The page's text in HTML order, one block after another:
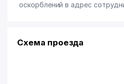
оскорблений в адрес
Схема проезда